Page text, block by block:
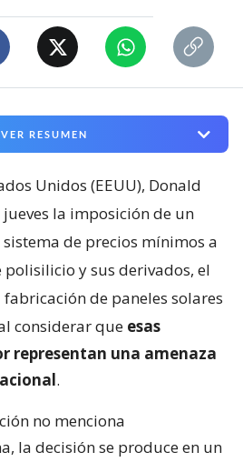
VER RESUMEN
Unidos (EEUU), Donald
la imposición de un
de precios mínimos a
y sus derivados, el
de paneles solares
considerar que esas
representan una amenaza
.
no menciona
la decisión se produce en un